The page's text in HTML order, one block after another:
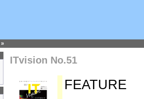
»
ITvision No.51
FEATURE